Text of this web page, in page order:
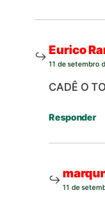
Eurico
11 de setembro
CADÊ O
Responder
11 de